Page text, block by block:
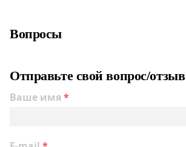
Вопросы
Отправьте свой вопрос/отзыв
Ваше имя *